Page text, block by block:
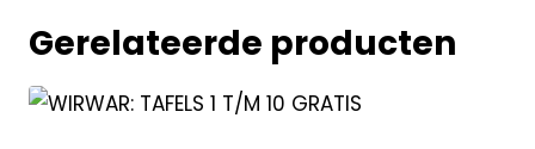
Gerelateerde producten